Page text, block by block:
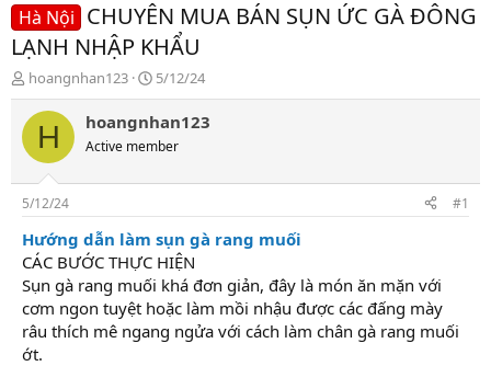
Hà Nội CHUYÊN MUA BÁN SỤN ỨC GÀ ĐÔNG
LẠNH NHẬP KHẨU
T
h
r
a
s
t
a
r
t
e
r
hoangnhan123
N
g
à
y
g
5/12/24
H hoangnhan123
Active member
5/12/24 #1
Hướng dẫn làm sụn gà rang muối
CÁC BƯỚC THỰC HIỆN
Sụn gà rang muối khá đơn giản, đây là món ăn mặn với
cơm ngon tuyệt hoặc làm mồi nhậu được các đấng mày
râu thích mê ngang ngửa với cách làm chân gà rang muối
ớt.